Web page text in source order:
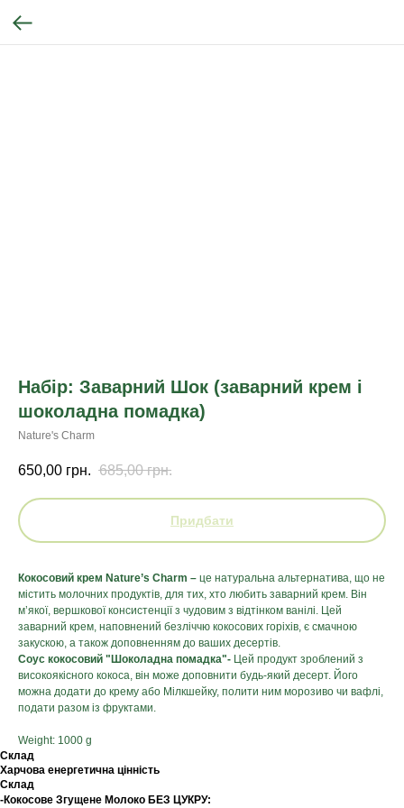
Набір: Заварний Шок (заварний крем і
шоколадна помадка)
Nature's Charm
650,00 грн. 685,00 грн.
Придбати
Кокосовий крем Nature’s Charm – це натуральна альтернатива, що не
містить молочних продуктів, для тих, хто любить заварний крем. Він
м’якої, вершкової консистенції з чудовим з відтінком ванілі. Цей
заварний крем, наповнений безліччю кокосових горіхів, є смачною
закускою, а також доповненням до ваших десертів.
Соус кокосовий "Шоколадна помадка"- Цей продукт зроблений з
високоякісного кокоса, він може доповнити будь-який десерт. Його
можна додати до крему або Мілкшейку, полити ним морозиво чи вафлі,
подати разом із фруктами.
Weight: 1000 g
Склад
Харчова енергетична цінність
Склад
-Кокосове Згущене Молоко БЕЗ ЦУКРУ: